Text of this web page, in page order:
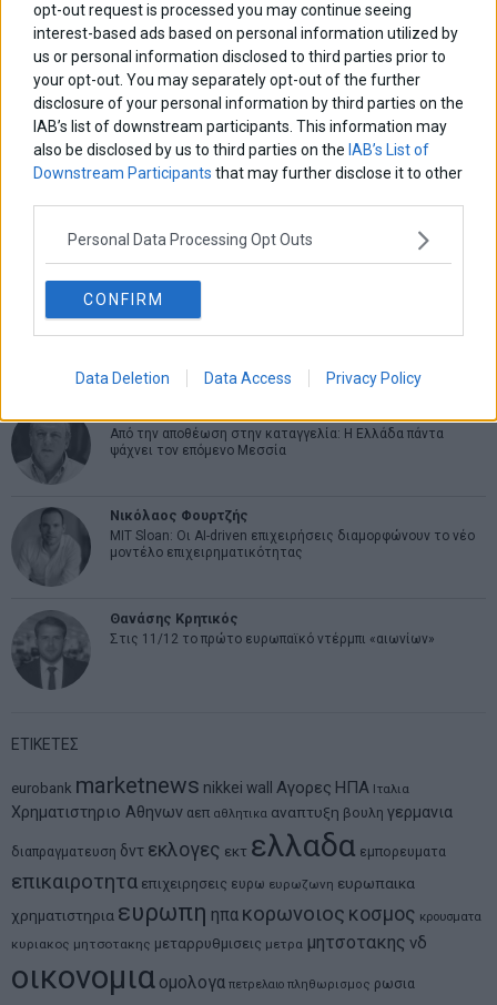
opt-out request is processed you may continue seeing
interest-based ads based on personal information utilized by
us or personal information disclosed to third parties prior to
your opt-out. You may separately opt-out of the further
disclosure of your personal information by third parties on the
IAB’s list of downstream participants. This information may
also be disclosed by us to third parties on the IAB’s List of
Downstream Participants that may further disclose it to other
Personal Data Processing Opt Outs
CONFIRM
Data Deletion Data Access Privacy Policy
ΑΡΘΡΟΓΡΑΦΟΙ
Ελευθερία Κούρταλη
Οι «τιμωροί» των ομολόγων επέστρεψαν
Εύη Φραγκάκη
Σταματίνα Σταματάκου
Από την αποθέωση στην καταγγελία: Η Ελλάδα πάντα
ψάχνει τον επόμενο Μεσσία
Νικόλαος Φουρτζής
MIT Sloan: Οι AI-driven επιχειρήσεις διαμορφώνουν το νέο
μοντέλο επιχειρηματικότητας
Θανάσης Κρητικός
Στις 11/12 το πρώτο ευρωπαϊκό ντέρμπι «αιωνίων»
ΕΤΙΚΕΤΕΣ
eurobank marketnews nikkei wall Αγορες ΗΠΑ Ιταλια
Χρηματιστηριο Αθηνων αεπ αθλητικα αναπτυξη βουλη γερμανια
διαπραγματευση δντ εκλογες εκτ ελλαδα εμπορευματα
επικαιροτητα επιχειρησεις ευρω ευρωζωνη ευρωπαικα
χρηματιστηρια ευρωπη ηπα κορωνοιος κοσμος κρουσματα
κυριακος μητσοτακης μεταρρυθμισεις μετρα μητσοτακης νδ
οικονομια ομολογα πετρελαιο πληθωρισμος ρωσια